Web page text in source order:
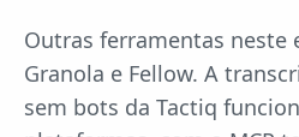
Outras ferramentas neste
Granola e Fellow. A
sem bots da Tactiq